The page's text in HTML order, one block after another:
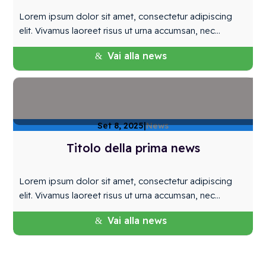
Lorem ipsum dolor sit amet, consectetur adipiscing
elit. Vivamus laoreet risus ut urna accumsan, nec...
Vai alla news
Set 8, 2025|News
Titolo della prima news
Lorem ipsum dolor sit amet, consectetur adipiscing
elit. Vivamus laoreet risus ut urna accumsan, nec...
Vai alla news